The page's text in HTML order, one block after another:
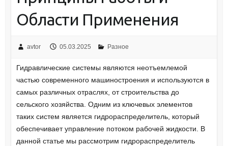
Области Применения
avtor 05.03.2025 Разное
Гидравлические системы являются неотъемлемой
частью современного машиностроения и используются в
самых различных отраслях, от строительства до
сельского хозяйства. Одним из ключевых элементов
таких систем является гидрораспределитель, который
обеспечивает управление потоком рабочей жидкости. В
данной статье мы рассмотрим гидрораспределитель